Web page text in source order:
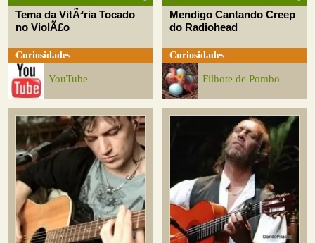
Tema da VitÃ³ria Tocado
no ViolÃ£o
Curiosidades
YouTube
Mendigo Cantando Creep
do Radiohead
Curiosidades
Filhote de Pombo